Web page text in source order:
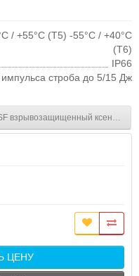
/ +55°C (T5) -55°C / +40°C
(T6)
IP66
импульса строба до 5/15 Дж
маячок
взрывозащищенный
ЦЕНУ